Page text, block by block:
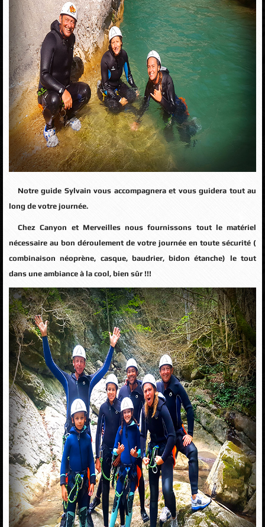
Notre guide Sylvain vous accompagnera et vous guidera tout au
long de votre journée.
Chez Canyon et Merveilles nous fournissons tout le matériel
nécessaire au bon déroulement de votre journée en toute sécurité (
combinaison néoprène, casque, baudrier, bidon étanche) le tout
dans une ambiance à la cool, bien sûr !!!